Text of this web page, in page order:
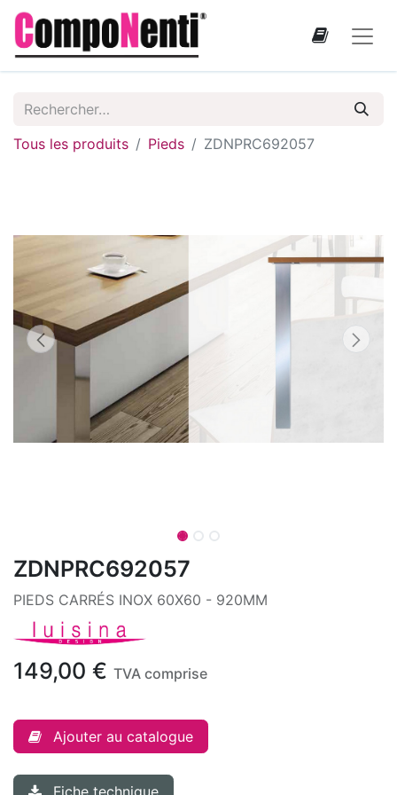
Tous les produits Pieds ZDNPRC692057
ZDNPRC692057
PIEDS CARRÉS INOX 60X60 - 920MM
149,00 € TVA comprise
Ajouter au catalogue